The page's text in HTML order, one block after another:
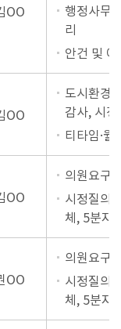
OO
행정사무
리
안건 및
OO
도시환경
감사, 시
티타임·
OO
의원요구
시정질의,
체, 5분자
OO
의원요구
시정질의,
체, 5분자